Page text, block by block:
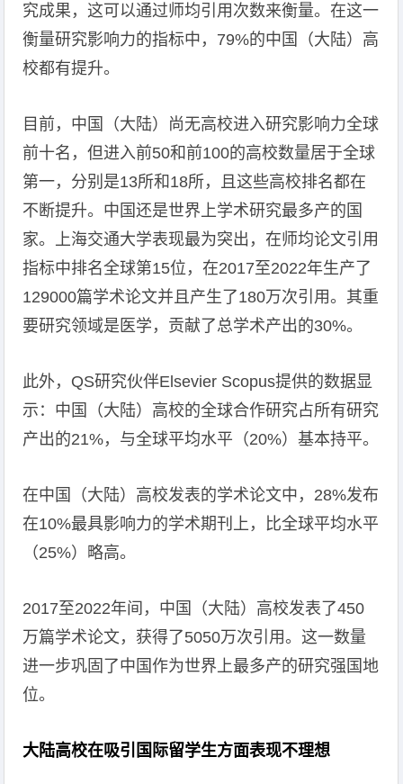
究成果，这可以通过师均引用次数来衡量。在这一
衡量研究影响力的指标中，79%的中国（大陆）高
校都有提升。
目前，中国（大陆）尚无高校进入研究影响力全球
前十名，但进入前50和前100的高校数量居于全球
第一，分别是13所和18所，且这些高校排名都在
不断提升。中国还是世界上学术研究最多产的国
家。上海交通大学表现最为突出，在师均论文引用
指标中排名全球第15位，在2017至2022年生产了
129000篇学术论文并且产生了180万次引用。其重
要研究领域是医学，贡献了总学术产出的30%。
此外，QS研究伙伴Elsevier Scopus提供的数据显
示：中国（大陆）高校的全球合作研究占所有研究
产出的21%，与全球平均水平（20%）基本持平。
在中国（大陆）高校发表的学术论文中，28%发布
在10%最具影响力的学术期刊上，比全球平均水平
（25%）略高。
2017至2022年间，中国（大陆）高校发表了450
万篇学术论文，获得了5050万次引用。这一数量
进一步巩固了中国作为世界上最多产的研究强国地
位。
大陆高校在吸引国际留学生方面表现不理想